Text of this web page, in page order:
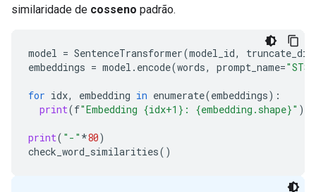
similaridade de cosseno padrão.
model = SentenceTransformer(model_id, truncate_dim
embeddings = model . encode(words, prompt_name="STS"
for idx, embedding in enumerate(embeddings):
print(f"Embedding {idx+1}: {embedding.shape}" )
print( "-" *80)
check_word_similarities()